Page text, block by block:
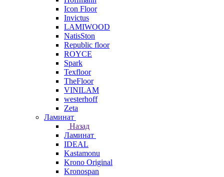
Icon Floor
Invictus
LAMIWOOD
NatisSton
Republic floor
ROYCE
Spark
Texfloor
TheFloor
VINILAM
westerhoff
Zeta
Ламинат
Назад
Ламинат
IDEAL
Kastamonu
Krono Original
Kronospan